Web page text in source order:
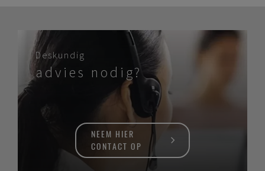
Deskundig
advies nodig?
NEEM HIER
CONTACT OP